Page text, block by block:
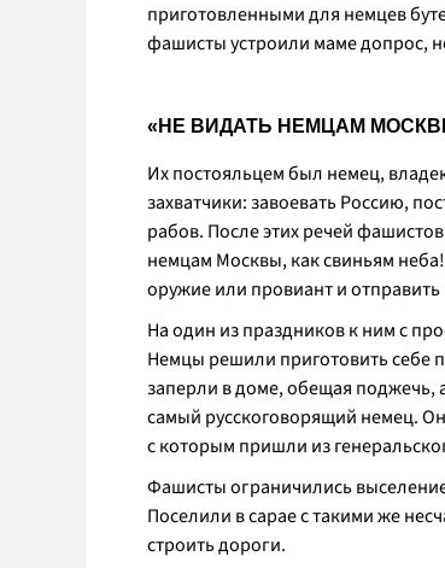
приготовленными для немцев
фашисты устроили маме допрос,
«НЕ ВИДАТЬ НЕМЦАМ
Их постояльцем был немец,
захватчики: завоевать Россию,
рабов. После этих речей
немцам Москвы, как свиньям
оружие или провиант и отправить
На один из праздников к ним с
Немцы решили приготовить себе
заперли в доме, обещая поджечь,
самый русскоговорящий немец.
с которым пришли из
Фашисты ограничились
Поселили в сарае с такими же
строить дороги.